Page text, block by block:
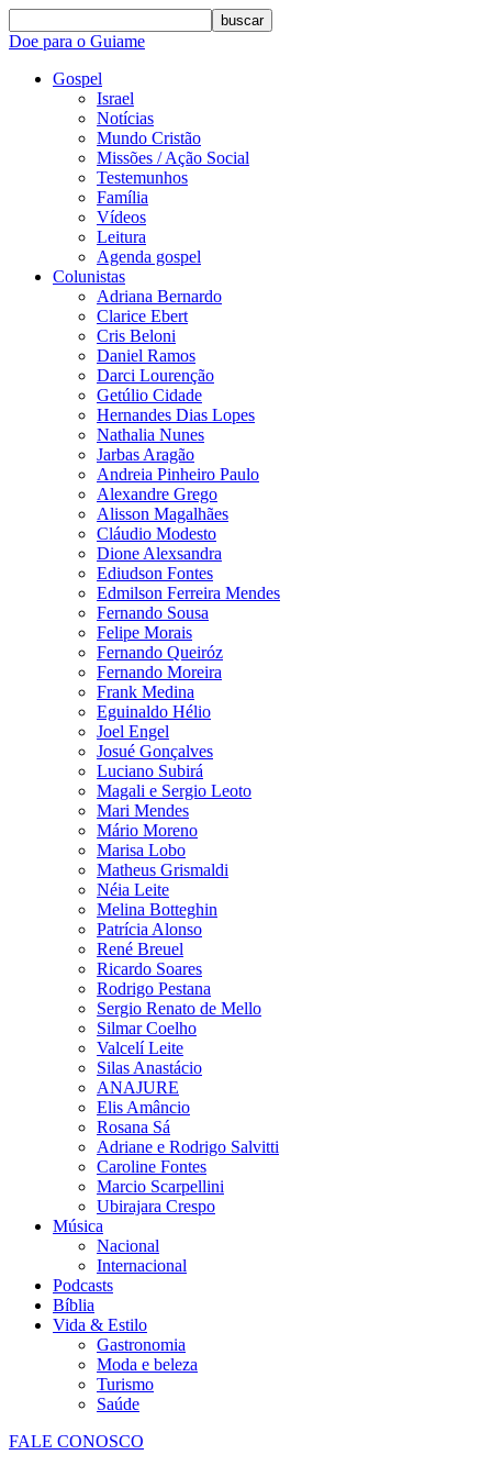
buscar
Doe para o Guiame
Gospel
Israel
Notícias
Mundo Cristão
Missões / Ação Social
Testemunhos
Família
Vídeos
Leitura
Agenda gospel
Colunistas
Adriana Bernardo
Clarice Ebert
Cris Beloni
Daniel Ramos
Darci Lourenção
Getúlio Cidade
Hernandes Dias Lopes
Nathalia Nunes
Jarbas Aragão
Andreia Pinheiro Paulo
Alexandre Grego
Alisson Magalhães
Cláudio Modesto
Dione Alexsandra
Ediudson Fontes
Edmilson Ferreira Mendes
Fernando Sousa
Felipe Morais
Fernando Queiróz
Fernando Moreira
Frank Medina
Eguinaldo Hélio
Joel Engel
Josué Gonçalves
Luciano Subirá
Magali e Sergio Leoto
Mari Mendes
Mário Moreno
Marisa Lobo
Matheus Grismaldi
Néia Leite
Melina Botteghin
Patrícia Alonso
René Breuel
Ricardo Soares
Rodrigo Pestana
Sergio Renato de Mello
Silmar Coelho
Valcelí Leite
Silas Anastácio
ANAJURE
Elis Amâncio
Rosana Sá
Adriane e Rodrigo Salvitti
Caroline Fontes
Marcio Scarpellini
Ubirajara Crespo
Música
Nacional
Internacional
Podcasts
Bíblia
Vida & Estilo
Gastronomia
Moda e beleza
Turismo
Saúde
FALE CONOSCO